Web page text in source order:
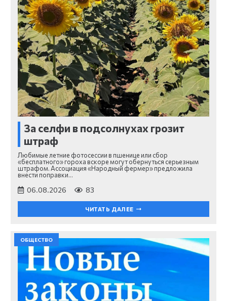
За селфи в подсолнухах грозит
штраф
Любимые летние фотосессии в пшенице или сбор
«бесплатного» гороха вскоре могут обернуться серьезным
штрафом. Ассоциация «Народный фермер» предложила
внести поправки…
06.08.2026 83
ЧИТАТЬ ДАЛЕЕ
ОБЩЕСТВО